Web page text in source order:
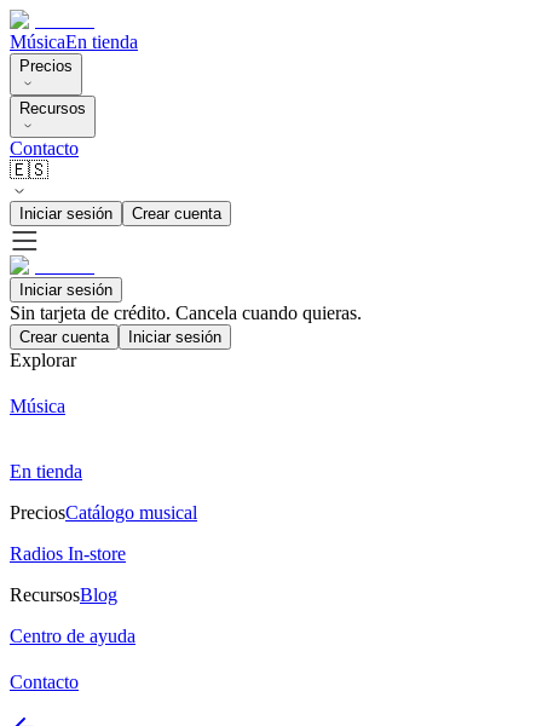
MúsicaEn tienda
Precios
Recursos
Contacto
🇪🇸
Iniciar sesión Crear cuenta
Iniciar sesión
Sin tarjeta de crédito. Cancela cuando quieras.
Crear cuenta Iniciar sesión
Explorar
Música
En tienda
PreciosCatálogo musical
Radios In-store
RecursosBlog
Centro de ayuda
Contacto